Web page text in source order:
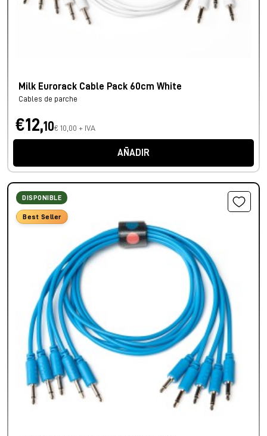
Milk Eurorack Cable Pack 60cm White
Cables de parche
€12,10€ 10,00 + IVA
AÑADIR
DISPONIBLE
Best Seller